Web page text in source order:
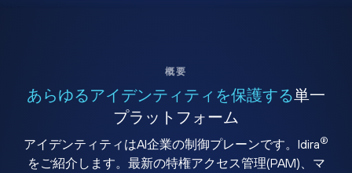
概要
あらゆるアイデンティティを保護する単一
プラットフォーム
アイデンティティはAI企業の制御プレーンです。Idira®
をご紹介します。最新の特権アクセス管理(PAM)、マ